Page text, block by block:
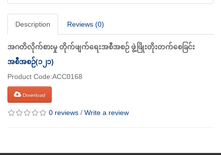
Description Reviews (0)
အဂတိလိုက်စားမှု တိုက်ဖျက်ရေးအစီအစဉ် ဖွဲ့ဖြိုးတိုးတက်စေခြင်း
အစီအစဉ်(၁၂၁)
Product Code:ACC0168
Download
0 reviews / Write a review